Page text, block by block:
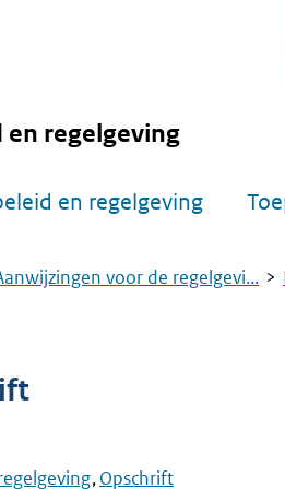
regelgeving
en regelgeving
voor de regelgevi...
Opschrift